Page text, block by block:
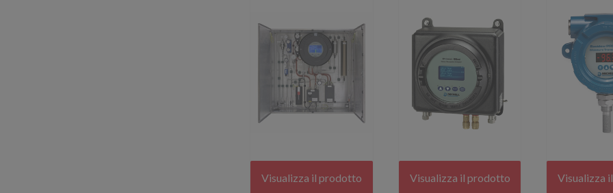
Visualizza il prodotto Visualizza il prodotto Visualizza